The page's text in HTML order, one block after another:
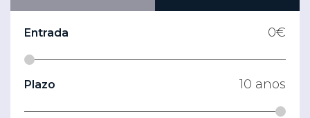
Entrada 0€
Plazo 10 anos